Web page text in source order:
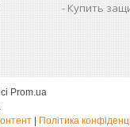
Купить
Prom.ua
Політика